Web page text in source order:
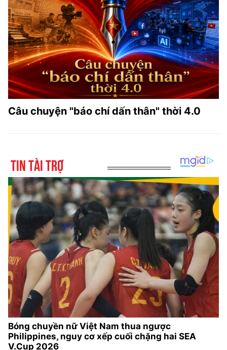
Câu chuyện "báo chí dấn thân" thời 4.0